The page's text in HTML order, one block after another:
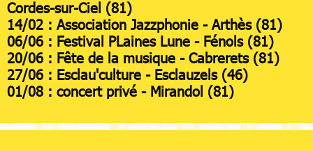
Cordes-sur-Ciel (81)
14/02 : Association Jazzphonie - Arthès (81)
06/06 : Festival PLaines Lune - Fénols (81)
20/06 : Fête de la musique - Cabrerets (81)
27/06 : Esclau'culture - Esclauzels (46)
01/08 : concert privé - Mirandol (81)